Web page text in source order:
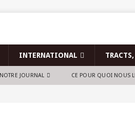
INTERNATIONAL
NOTRE JOURNAL CE POUR QUOI NOUS